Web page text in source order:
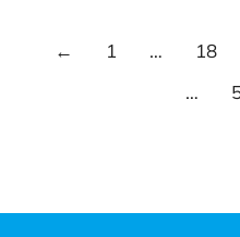
← 1 … 18
…